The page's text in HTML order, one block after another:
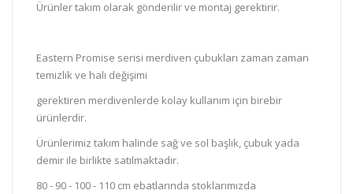
Ürünler takım olarak gönderilir ve montaj gerektirir.
Eastern Promise serisi merdiven çubukları zaman zaman
temizlik ve halı değişimi
gerektiren merdivenlerde kolay kullanım için birebir
ürünlerdir.
Ürünlerimiz takım halinde sağ ve sol başlık, çubuk yada
demir ile birlikte satılmaktadır.
80 - 90 - 100 - 110 cm ebatlarında stoklarımızda